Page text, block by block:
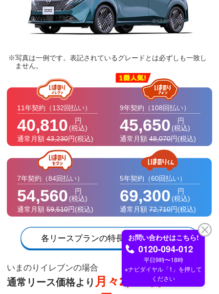
写真は一例です。表記されているグレードとは必ずしも一致し
ません。
11年契約 （132回払い）
40,810
円
(税込)
通常月額 43,230円(税込)
9年契約 （108回払い）
45,650
円
(税込)
通常月額 48,070円(税込)
7年契約 （84回払い）
54,560
円
(税込)
通常月額 59,510円(税込)
5年契約 （60回払い）
69,300
円
(税込)
通常月額 72,710円(税込)
各リースプランの特長一覧はこちら
いまのりイレブンの場合
通常リース価格より 月々2,420円OFF